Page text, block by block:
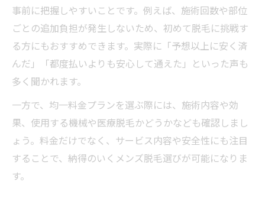
事前に把握しやすいことです。例えば、施術回数や部位
ごとの追加負担が発生しないため、初めて脱毛に挑戦す
る方にもおすすめできます。実際に「予想以上に安く済
んだ」「都度払いよりも安心して通えた」といった声も
多く聞かれます。
一方で、均一料金プランを選ぶ際には、施術内容や効
果、使用する機械や医療脱毛かどうかなども確認しまし
ょう。料金だけでなく、サービス内容や安全性にも注目
することで、納得のいくメンズ脱毛選びが可能になりま
す。